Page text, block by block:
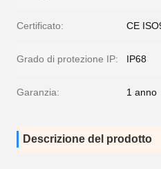
Certificato: CE
Grado di protezione IP: IP68
Garanzia: 1 anno
Descrizione del prodotto